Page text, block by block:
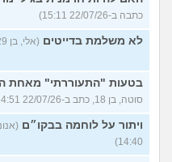
כתבה ב-22/07/26 15:11)
לא משלמת בדייטים (אלי, בן 29, כתב ב-22/07/26 15:00)
בטעות "התעוררתי" מאחת
סוטה, בן 18, כתב ב-22/07/26 14:51)
ויתור על לוחמה בבקו״ם
14:40)